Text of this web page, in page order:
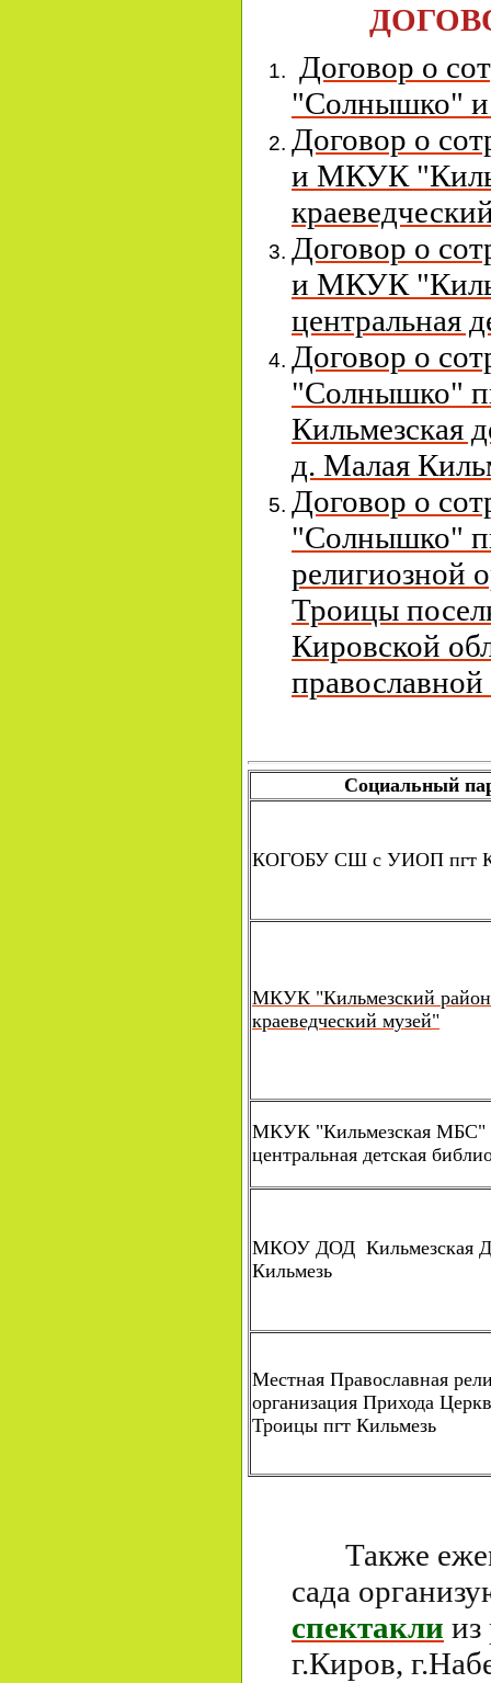
Договор о
"Солнышко"
Договор о
и МКУК
Договор о
и МКУК
центральная
Договор о
"Солнышко"
Кильмезская
д. Малая
Договор о
"Солнышко"
религиозной
Троицы
Кировской
Социальный
КОГОБУ СШ с УИОП пгт
МКУК "Кильмезский
краеведческий музей"
МКУК "Кильмезская МБС"
центральная детская
МКОУ ДОД Кильмезская
Кильмезь
Местная Православная
организация Прихода
Троицы пгт Кильмезь
Также
сада
спектакли из
г.Киров,